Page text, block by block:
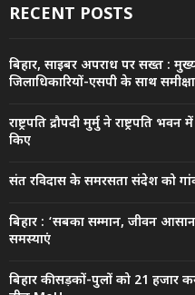
RECENT POSTS
बिहार, साइबर अपराध पर सख्त :
जिलाधिकारियों-एसपी के साथ
राष्ट्रपति द्रौपदी मुर्मु ने राष्ट्रपति
किए
संत रविदास के समरसता संदेश को
बिहार : ‘सबका सम्मान, जीवन
समस्याएं
बिहार की सड़कों-पुलों को 21 हजार